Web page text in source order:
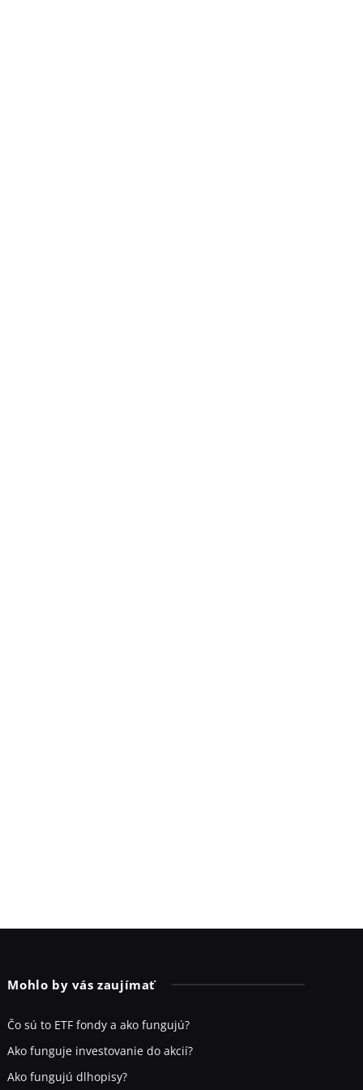
Mohlo by vás zaujímať
Čo sú to ETF fondy a ako fungujú?
Ako funguje investovanie do akcií?
Ako fungujú dlhopisy?